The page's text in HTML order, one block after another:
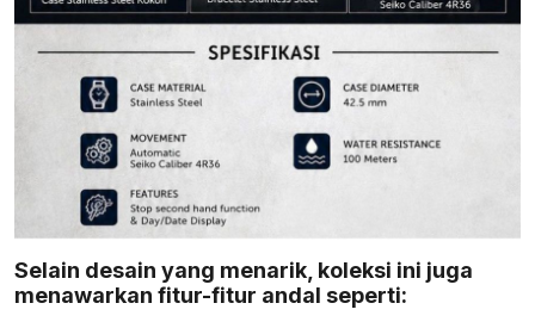
Selain desain yang menarik, koleksi ini juga
menawarkan fitur-fitur andal seperti: